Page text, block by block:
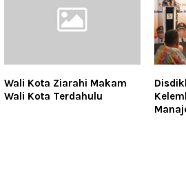
Wali Kota Ziarahi Makam
Wali Kota Terdahulu